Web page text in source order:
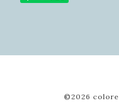
©2026 colore